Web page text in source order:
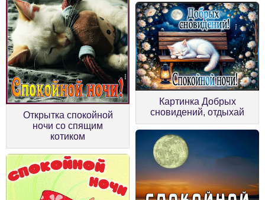
Открытка спокойной
ночи со спящим
котиком
Картинка Добрых
сновидений, отдыхай